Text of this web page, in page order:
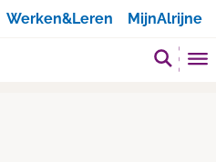
Werken&Leren MijnAlrijne